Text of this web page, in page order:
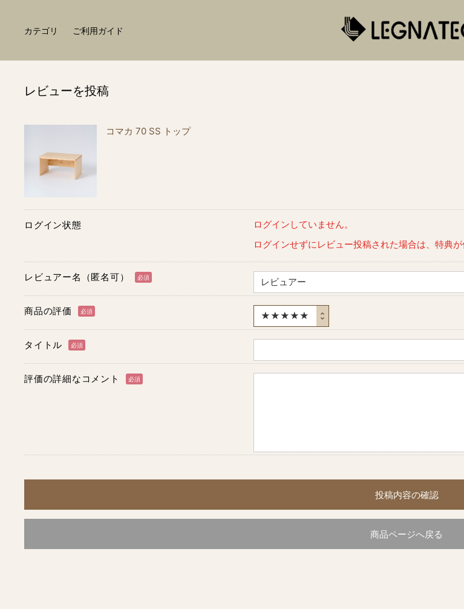
カテゴリ ご利用ガイド
レビューを投稿
コマカ 70 SS トップ
ログイン状態
ログインしていません。
ログインせずにレビュー投稿された場合は、特典
レビュアー名（匿名可） 必須
商品の評価 必須
タイトル 必須
評価の詳細なコメント 必須
投稿内容の確認
商品ページへ戻る